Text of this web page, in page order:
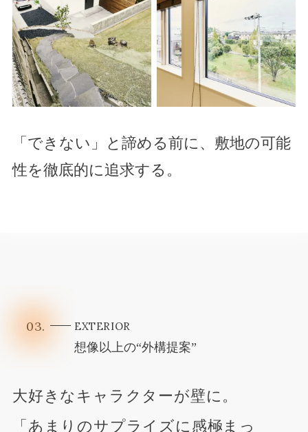
「できない」と諦める前に、敷地の可能
性を徹底的に追求する。
03. EXTERIOR
想像以上の“外構提案”
大好きなキャラクターが壁に。
「あまりのサプライズに感極まっ